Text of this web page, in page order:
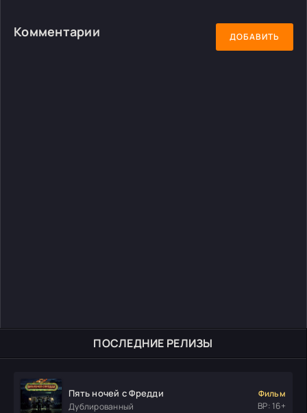
ПОСЛЕДНИЕ РЕЛИЗЫ
Пять ночей с Фредди
Дублированный
Фильм
ВР: 16+
Комментарии ДОБАВИТЬ